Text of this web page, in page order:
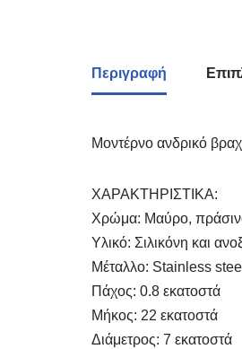
Περιγραφή
Μοντέρνο ανδρικό
ΧΑΡΑΚΤΗΡΙΣΤΙΚΑ:
Χρώμα: Μαύρο,
Υλικό: Σιλικόνη και
Μέταλλο: Stainless
Πάχος: 0.8 εκατοστά
Μήκος: 22 εκατοστά
Διάμετρος: 7 εκατοστά